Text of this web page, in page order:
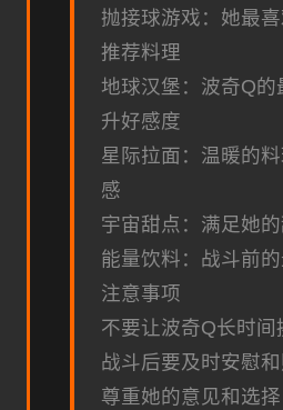
抛接球游戏：她最
推荐料理
地球汉堡：波奇Q的
升好感度
星际拉面：温暖的
感
宇宙甜点：满足她
能量饮料：战斗前
注意事项
不要让波奇Q长时间
战斗后要及时安慰
尊重她的意见和选择